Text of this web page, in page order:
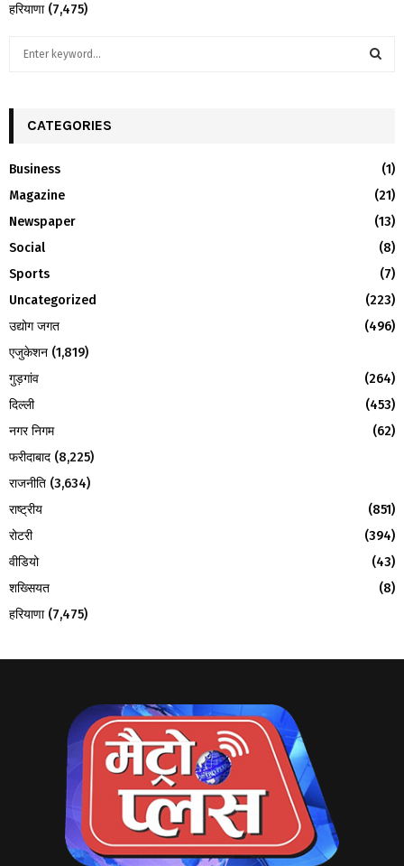
हरियाणा(7,475)
h
o
r
:
R
CATEGORIES
Business
(1)
Magazine
(21)
Newspaper
(13)
Social
(8)
Sports
(7)
Uncategorized
(223)
उद्योग जगत
(496)
एजुकेशन (1,819)
गुड़गांव
(264)
दिल्ली
(453)
नगर निगम
(62)
फरीदाबाद (8,225)
राजनीति (3,634)
राष्ट्रीय
(851)
रोटरी
(394)
वीडियो
(43)
शख्सियत
(8)
हरियाणा(7,475)